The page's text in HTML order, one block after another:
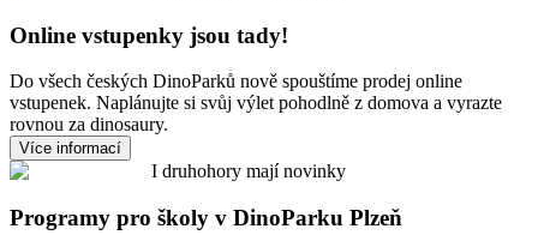
Online vstupenky jsou tady!
Do všech českých DinoParků nově spouštíme prodej online
vstupenek. Naplánujte si svůj výlet pohodlně z domova a vyrazte
rovnou za dinosaury.
Více informací
I druhohory mají novinky
Programy pro školy v DinoParku Plzeň